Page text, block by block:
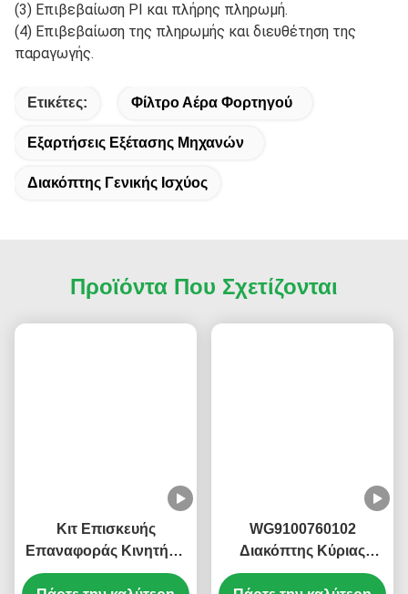
(3) Επιβεβαίωση PI και πλήρης πληρωμή.
(4) Επιβεβαίωση της πληρωμής και διευθέτηση της
παραγωγής.
Ετικέτες: Φίλτρο Αέρα Φορτηγού
Εξαρτήσεις Εξέτασης Μηχανών
Διακόπτης Γενικής Ισχύος
Προϊόντα Που Σχετίζονται
Κιτ Επισκευής
Επαναφοράς Κινητήρα
WP16 WP6-DXB
WG9100760102
Διακόπτης Κύριας
Μπαταρίας KM3600023